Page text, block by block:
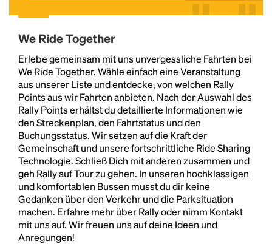
We Ride Together
Erlebe gemeinsam mit uns unvergessliche Fahrten bei
We Ride Together. Wähle einfach eine Veranstaltung
aus unserer Liste und entdecke, von welchen Rally
Points aus wir Fahrten anbieten. Nach der Auswahl des
Rally Points erhältst du detaillierte Informationen wie
den Streckenplan, den Fahrtstatus und den
Buchungsstatus. Wir setzen auf die Kraft der
Gemeinschaft und unsere fortschrittliche Ride Sharing
Technologie. Schließ Dich mit anderen zusammen und
geh Rally auf Tour zu gehen. In unseren hochklassigen
und komfortablen Bussen musst du dir keine
Gedanken über den Verkehr und die Parksituation
machen. Erfahre mehr über Rally oder nimm Kontakt
mit uns auf. Wir freuen uns auf deine Ideen und
Anregungen!
Lorem Ipsum is simply dummy text of the printing
and typesetting industry.
industry's standard
1500s, when an unknown printer took a galley of
type and scrambled it to make a type specimen
book. It has survived not only five centuries, but also
the leap into electronic typesetting, remaining
essentially unchanged.